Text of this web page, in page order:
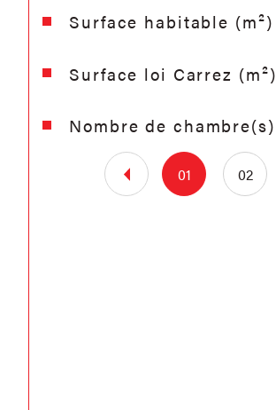
Surface habitable (m²)
Surface loi Carrez (m²)
Nombre de chambre(s)
01 02